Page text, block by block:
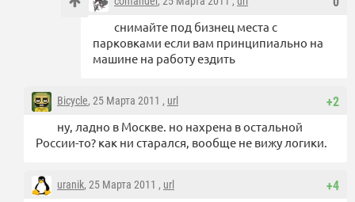
снимайте под бизнец места с
парковками если вам принципиально на
машине на работу ездить
+2
Bicycle, 25 Марта 2011 , url
ну, ладно в Москве. но нахрена в остальной
России-то? как ни старался, вообще не вижу логики.
+4
uranik, 25 Марта 2011 , url